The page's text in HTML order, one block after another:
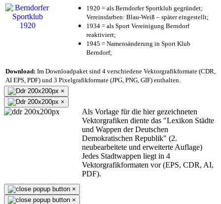
1920 = als Berndorfer Sportklub gegründet;
Vereinsfarben: Blau-Weiß – später eingestellt;
1934 = als Sport Vereinigung Berndorf
reaktiviert;
1945 = Namensänderung in Sport Klub
Berndorf;
Download: Im Downloadpaket sind 4 verschiedene Vektorgrafikformate (CDR,
AI EPS, PDF) und 3 Pixelgrafikformate (JPG, PNG, GIF) enthalten.
×
×
Als Vorlage für die hier gezeichneten
Vektorgrafiken diente das "Lexikon Städte
und Wappen der Deutschen
Demokratischen Republik" (2.
neubearbeitete und erweiterte Auflage)
Jedes Stadtwappen liegt in 4
Vektorgrafikformaten vor (EPS, CDR, AI,
PDF).
×
×